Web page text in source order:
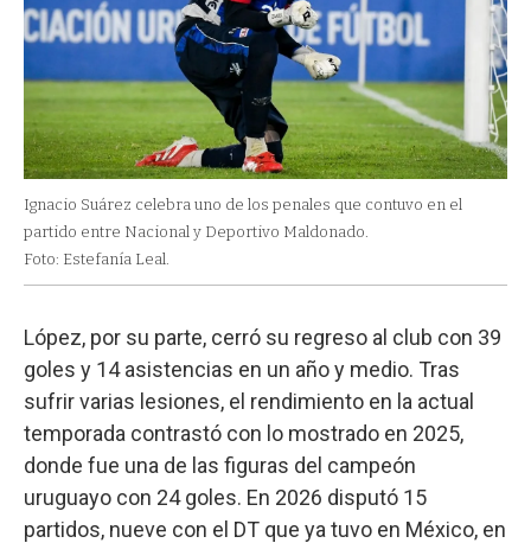
Ignacio Suárez celebra uno de los penales que contuvo en el
partido entre Nacional y Deportivo Maldonado.
Foto: Estefanía Leal.
López, por su parte, cerró su regreso al club con 39
goles y 14 asistencias en un año y medio. Tras
sufrir varias lesiones, el rendimiento en la actual
temporada contrastó con lo mostrado en 2025,
donde fue una de las figuras del campeón
uruguayo con 24 goles. En 2026 disputó 15
partidos, nueve con el DT que ya tuvo en México, en